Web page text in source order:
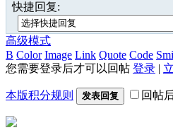
快捷回复:
高级模式
B Color Image Link Quote Code
您需要登录后才可以回帖 登录 |
本版积分规则 发表回复 回帖